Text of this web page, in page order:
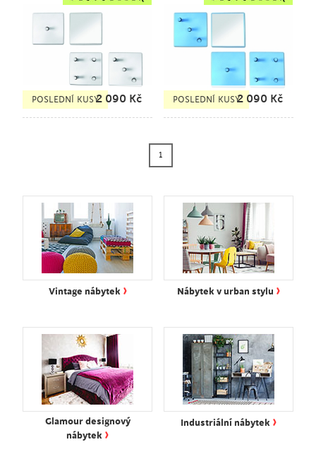
POSLEDNÍ KUSY2 090 Kč POSLEDNÍ KUSY2 090 Kč
1
Vintage nábytek › Nábytek v urban stylu ›
Glamour designový
nábytek ›
Industriální nábytek ›